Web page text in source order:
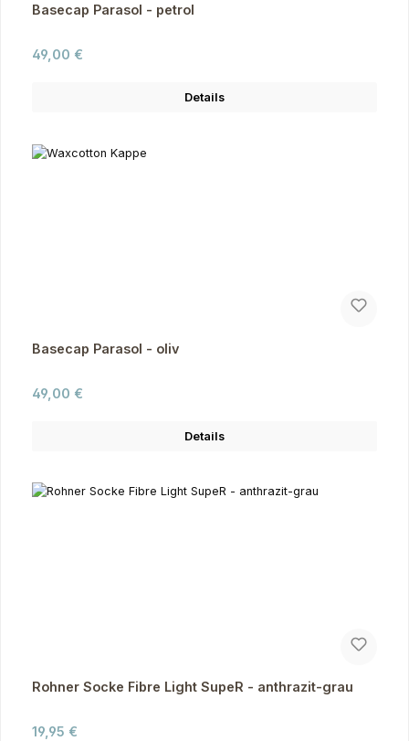
Basecap Parasol - petrol
Regulärer Preis:
49,00 €
Details
Basecap Parasol - oliv
Regulärer Preis:
49,00 €
Details
Rohner Socke Fibre Light SupeR - anthrazit-grau
Regulärer Preis:
19,95 €